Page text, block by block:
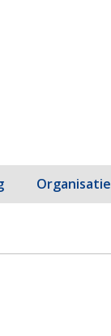
Organisatie